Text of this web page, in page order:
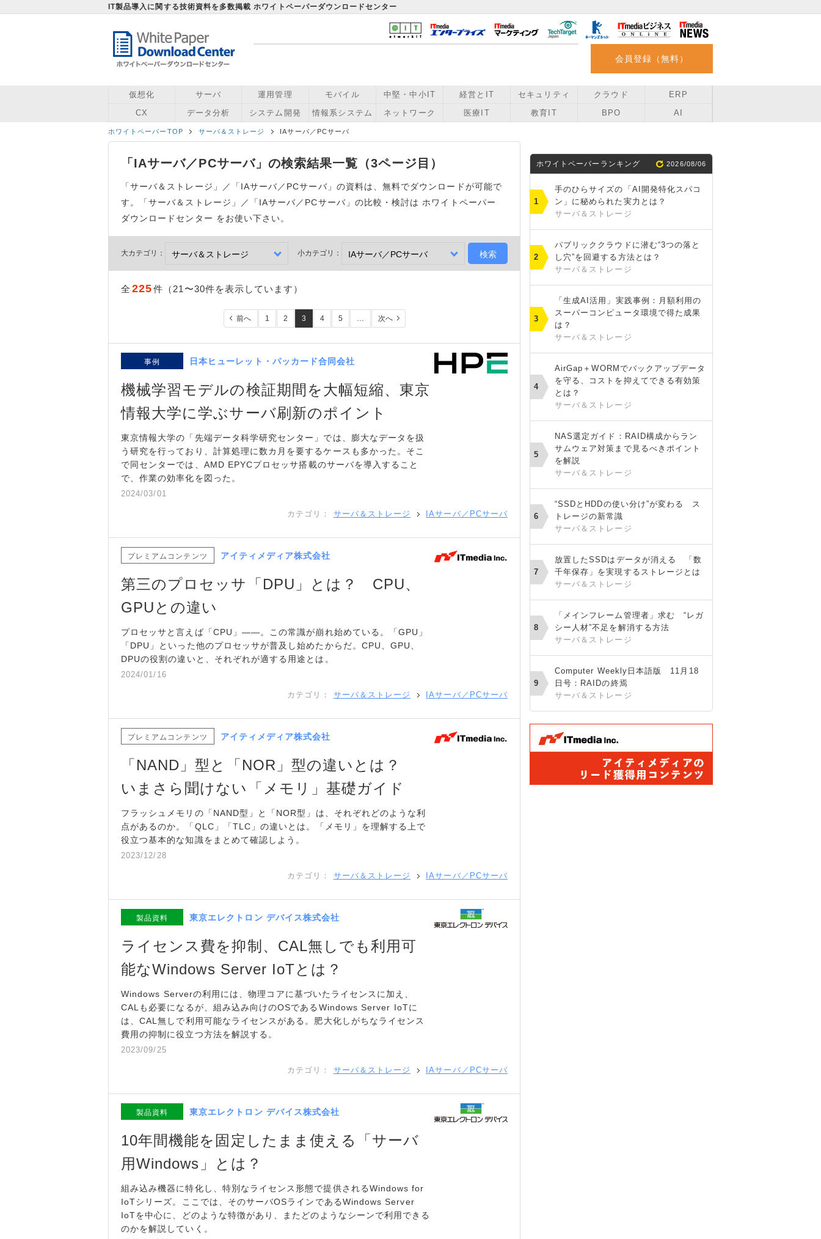
IT製品導入に関する技術資料を多数掲載 ホワイトペーパーダウンロードセンター
会員登録（無料）
仮想化 サーバ 運用管理 モバイル 中堅・中小IT 経営とIT セキュリティ クラウド
ERP
CX
データ分析 システム開発 情報系システム ネットワーク 医療IT 教育IT BPO AI
ホワイトペーパーTOP サーバ＆ストレージ IAサーバ／PCサーバ
「IAサーバ／PCサーバ」の検索結果一覧（3ページ目）
「サーバ＆ストレージ」／「IAサーバ／PCサーバ」の資料は、無料でダウンロードが可能で
す。「サーバ＆ストレージ」／「IAサーバ／PCサーバ」の比較・検討は ホワイトペーパー
ダウンロードセンター をお使い下さい。
大カテゴリ： 小カテゴリ：
全 225件（21〜30件を表示しています）
前へ 1 2 3 4 5 … 次へ
事例 日本ヒューレット・パッカード合同会社
機械学習モデルの検証期間を大幅短縮、東京
情報大学に学ぶサーバ刷新のポイント
東京情報大学の「先端データ科学研究センター」では、膨大なデータを扱
う研究を行っており、計算処理に数カ月を要するケースも多かった。そこ
で同センターでは、AMD EPYCプロセッサ搭載のサーバを導入すること
で、作業の効率化を図った。
2024/03/01
カテゴリ： サーバ＆ストレージ IAサーバ／PCサーバ
プレミアムコンテンツ アイティメディア株式会社
第三のプロセッサ「DPU」とは？ CPU、
GPUとの違い
プロセッサと言えば「CPU」――。この常識が崩れ始めている。「GPU」
「DPU」といった他のプロセッサが普及し始めたからだ。CPU、GPU、
DPUの役割の違いと、それぞれが適する用途とは。
2024/01/16
カテゴリ： サーバ＆ストレージ IAサーバ／PCサーバ
プレミアムコンテンツ アイティメディア株式会社
「NAND」型と「NOR」型の違いとは？
いまさら聞けない「メモリ」基礎ガイド
フラッシュメモリの「NAND型」と「NOR型」は、それぞれどのような利
点があるのか。「QLC」「TLC」の違いとは。「メモリ」を理解する上で
役立つ基本的な知識をまとめて確認しよう。
2023/12/28
カテゴリ： サーバ＆ストレージ IAサーバ／PCサーバ
製品資料 東京エレクトロン デバイス株式会社
ライセンス費を抑制、CAL無しでも利用可
能なWindows Server IoTとは？
Windows Serverの利用には、物理コアに基づいたライセンスに加え、
CALも必要になるが、組み込み向けのOSであるWindows Server IoTに
は、CAL無しで利用可能なライセンスがある。肥大化しがちなライセンス
費用の抑制に役立つ方法を解説する。
2023/09/25
カテゴリ： サーバ＆ストレージ IAサーバ／PCサーバ
製品資料 東京エレクトロン デバイス株式会社
10年間機能を固定したまま使える「サーバ
用Windows」とは？
組み込み機器に特化し、特別なライセンス形態で提供されるWindows for
IoTシリーズ。ここでは、そのサーバOSラインであるWindows Server
IoTを中心に、どのような特徴があり、またどのようなシーンで利用できる
のかを解説していく。
ホワイトペーパーランキング 2026/08/06
手のひらサイズの「AI開発特化スパコ
ン」に秘められた実力とは？
サーバ＆ストレージ
パブリッククラウドに潜む“3つの落と
し穴”を回避する方法とは？
サーバ＆ストレージ
「生成AI活用」実践事例：月額利用の
スーパーコンピュータ環境で得た成果
は？
サーバ＆ストレージ
AirGap＋WORMでバックアップデータ
を守る、コストを抑えてできる有効策
とは？
サーバ＆ストレージ
NAS選定ガイド：RAID構成からラン
サムウェア対策まで見るべきポイント
を解説
サーバ＆ストレージ
“SSDとHDDの使い分け”が変わる ス
トレージの新常識
サーバ＆ストレージ
放置したSSDはデータが消える 「数
千年保存」を実現するストレージとは
サーバ＆ストレージ
「メインフレーム管理者」求む “レガ
シー人材”不足を解消する方法
サーバ＆ストレージ
Computer Weekly日本語版 11月18
日号：RAIDの終焉
サーバ＆ストレージ